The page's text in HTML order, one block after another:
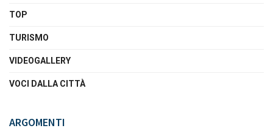
TOP
TURISMO
VIDEOGALLERY
VOCI DALLA CITTÀ
ARGOMENTI